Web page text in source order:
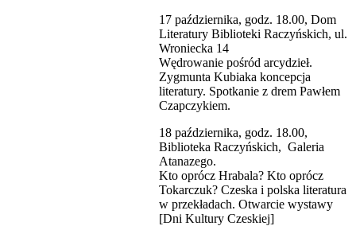
17 października, godz. 18.00, Dom
Literatury Biblioteki Raczyńskich, ul.
Wroniecka 14
Wędrowanie pośród arcydzieł.
Zygmunta Kubiaka koncepcja
literatury. Spotkanie z drem Pawłem
Czapczykiem.
18 października, godz. 18.00,
Biblioteka Raczyńskich, Galeria
Atanazego.
Kto oprócz Hrabala? Kto oprócz
Tokarczuk? Czeska i polska literatura
w przekładach. Otwarcie wystawy
[Dni Kultury Czeskiej]